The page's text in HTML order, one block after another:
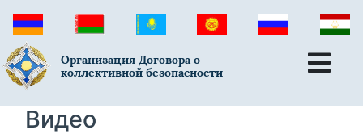
Организация Договора о
коллективной безопасности
Видео